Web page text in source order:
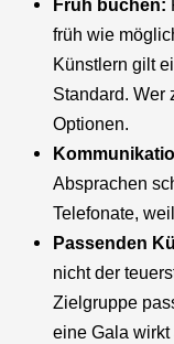
früh wie
Künstlern gilt
Standard. Wer
Optionen.
Absprachen
Telefonate,
Passenden
nicht der
Zielgruppe
eine Gala wirkt